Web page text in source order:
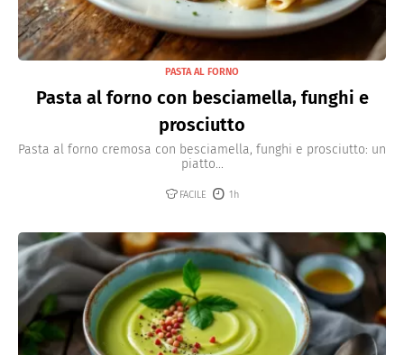
PASTA AL FORNO
Pasta al forno con besciamella, funghi e
prosciutto
Pasta al forno cremosa con besciamella, funghi e prosciutto: un
piatto...
FACILE 1h